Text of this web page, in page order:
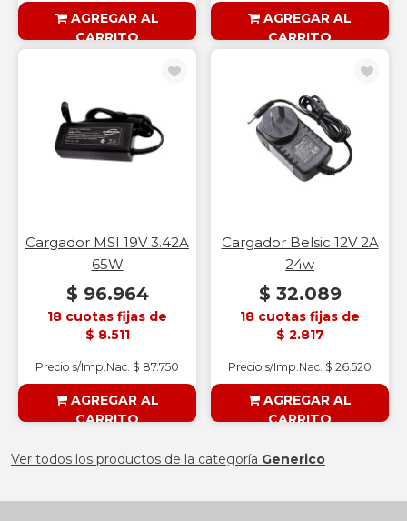
AGREGAR AL
CARRITO
AGREGAR AL
CARRITO
Cargador MSI 19V 3.42A
65W
$ 96.964
18 cuotas fijas de
$ 8.511
Precio s/Imp.Nac. $ 87.750
AGREGAR AL
CARRITO
Cargador Belsic 12V 2A
24w
$ 32.089
18 cuotas fijas de
$ 2.817
Precio s/Imp.Nac. $ 26.520
AGREGAR AL
CARRITO
Ver todos los productos de la categoría Generico